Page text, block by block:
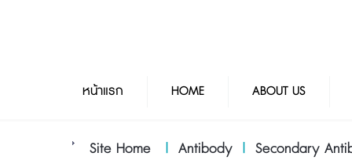
หน้าแรก HOME ABOUT US
Site Home | Antibody | Secondary